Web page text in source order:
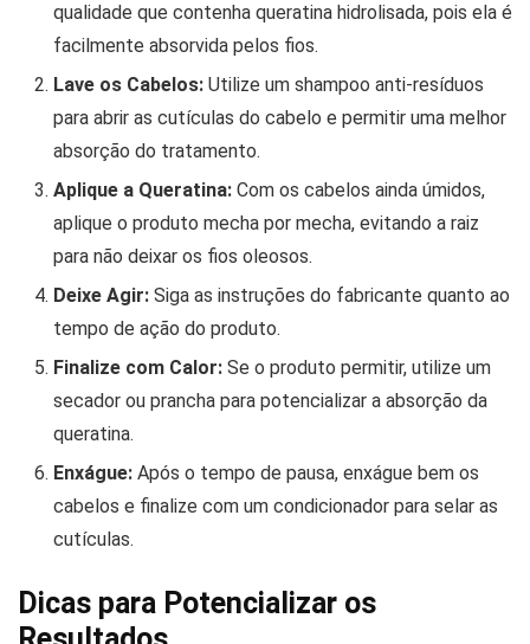
qualidade que contenha queratina hidrolisada, pois ela é
facilmente absorvida pelos fios.
Lave os Cabelos: Utilize um shampoo anti-resíduos
para abrir as cutículas do cabelo e permitir uma melhor
absorção do tratamento.
Aplique a Queratina: Com os cabelos ainda úmidos,
aplique o produto mecha por mecha, evitando a raiz
para não deixar os fios oleosos.
Deixe Agir: Siga as instruções do fabricante quanto ao
tempo de ação do produto.
Finalize com Calor: Se o produto permitir, utilize um
secador ou prancha para potencializar a absorção da
queratina.
Enxágue: Após o tempo de pausa, enxágue bem os
cabelos e finalize com um condicionador para selar as
cutículas.
Dicas para Potencializar os